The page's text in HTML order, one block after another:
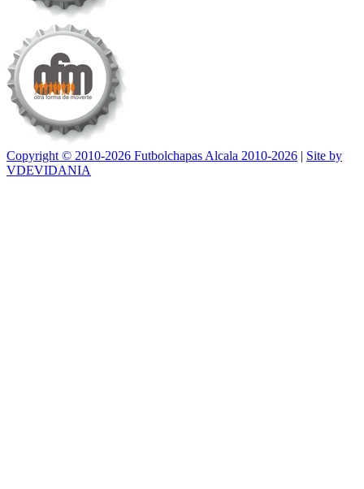
Copyright © 2010-2026 Futbolchapas Alcala 2010-2026 | Site by
VDEVIDANIA